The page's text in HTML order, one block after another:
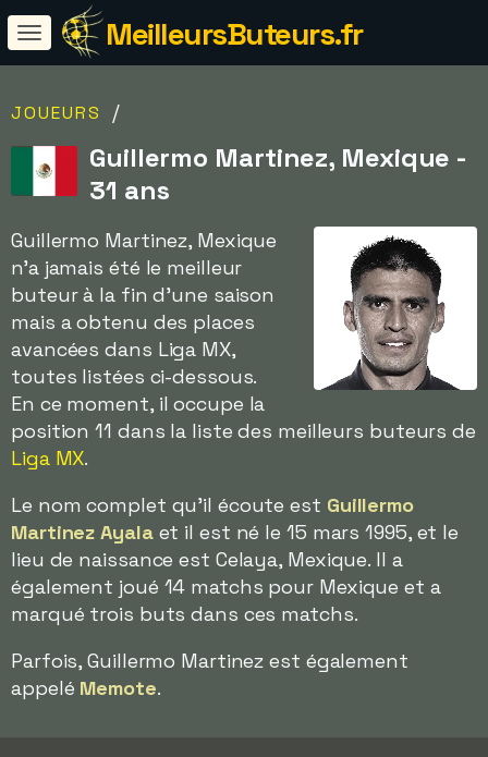
MeilleursButeurs.fr
JOUEURS /
Guillermo Martinez, Mexique -
31 ans
Guillermo Martinez, Mexique
n'a jamais été le meilleur
buteur à la fin d'une saison
mais a obtenu des places
avancées dans Liga MX,
toutes listées ci-dessous.
En ce moment, il occupe la
position 11 dans la liste des meilleurs buteurs de
Liga MX.
Le nom complet qu'il écoute est Guillermo
Martinez Ayalaet il est né le 15 mars 1995, et le
lieu de naissance est Celaya, Mexique. Il a
également joué 14 matchs pour Mexique et a
marqué trois buts dans ces matchs.
Parfois, Guillermo Martinez est également
appelé Memote.